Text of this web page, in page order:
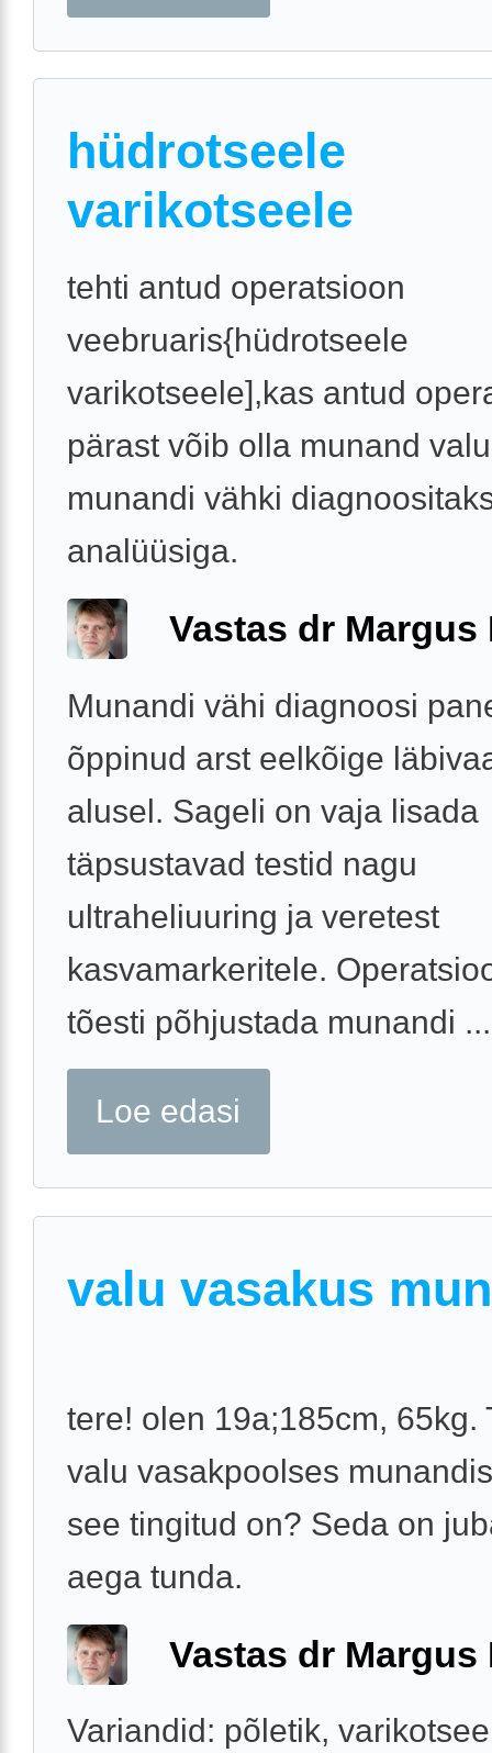
hüdrotseele
varikotseele
tehti antud operatsioon
veebruaris{hüdrotseele
varikotseele],kas antud
pärast võib olla munand
munandi vähki
analüüsiga.
Vastas dr Margus
Munandi vähi diagnoosi
õppinud arst eelkõige
alusel. Sageli on vaja lisada
täpsustavad testid nagu
ultraheliuuring ja veretest
kasvamarkeritele.
tõesti põhjustada munandi ...
Loe edasi
valu vasakus
tere! olen 19a;185cm, 65kg.
valu vasakpoolses
see tingitud on? Seda on
aega tunda.
Vastas dr Margus
Variandid: põletik,